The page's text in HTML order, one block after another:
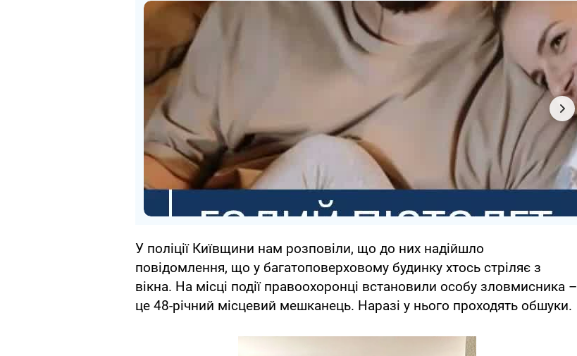
У поліції Київщини нам розповіли, що до них надійшло
повідомлення, що у багатоповерховому будинку хтось стріляє з
вікна. На місці події правоохоронці встановили особу зловмисника –
це 48-річний місцевий мешканець. Наразі у нього проходять обшуки.